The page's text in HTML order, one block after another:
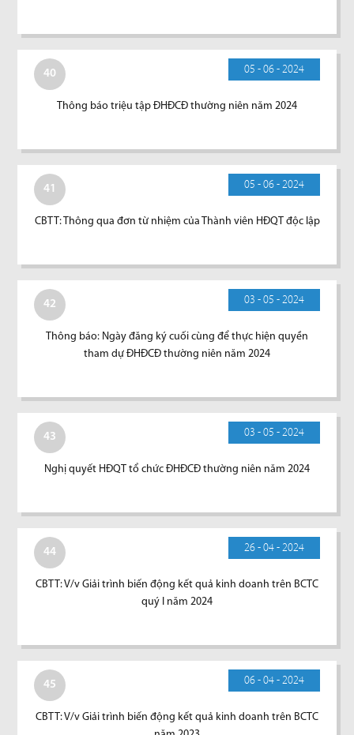
40 05 - 06 - 2024
Thông báo triệu tập ĐHĐCĐ thường niên năm 2024
41 05 - 06 - 2024
CBTT: Thông qua đơn từ nhiệm của Thành viên HĐQT độc lập
42 03 - 05 - 2024
Thông báo: Ngày đăng ký cuối cùng để thực hiện quyền
tham dự ĐHĐCĐ thường niên năm 2024
43 03 - 05 - 2024
Nghị quyết HĐQT tổ chức ĐHĐCĐ thường niên năm 2024
44 26 - 04 - 2024
CBTT: V/v Giải trình biến động kết quả kinh doanh trên BCTC
quý I năm 2024
45 06 - 04 - 2024
CBTT: V/v Giải trình biến động kết quả kinh doanh trên BCTC